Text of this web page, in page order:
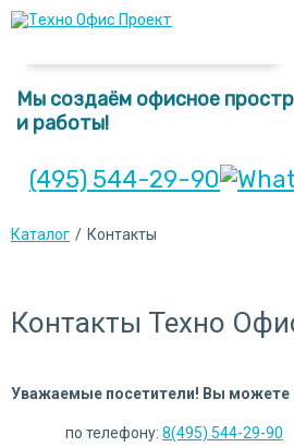
Мы создаём офисное
и работы!
(495) 544-29-90
Каталог / Контакты
Контакты Техно
Уважаемые посетители! Вы можете
по телефону: 8(495) 544-29-90